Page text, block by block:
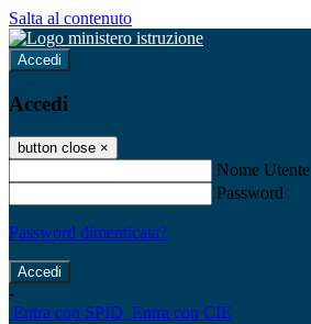
Salta al contenuto
Accedi
Accedi
button close ×
Nome Utente
Password
Password dimenticata?
-
Entra con SPID Entra con CIE